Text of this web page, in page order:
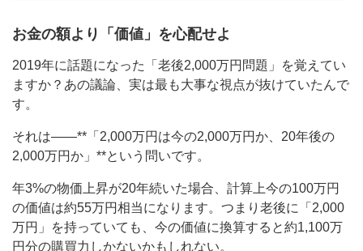
お金の額より「価値」を心配せよ
2019年に話題になった「老後2,000万円問題」を覚えてい
ますか？あの議論、実は最も大事な視点が抜けていたんで
す。
それは——**「2,000万円は今の2,000万円か、20年後の
2,000万円か」**という問いです。
年3%の物価上昇が20年続いた場合、計算上今の100万円
の価値は約55万円相当になります。つまり老後に「2,000
万円」を持っていても、今の価値に換算すると約1,100万
円分の購買力しかないかもしれない。